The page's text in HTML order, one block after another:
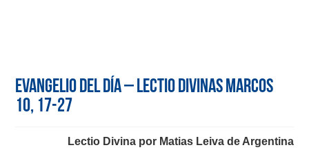
Evangelio del día – Lectio Divinas Marcos
10, 17-27
Lectio Divina por Matias Leiva de Argentina